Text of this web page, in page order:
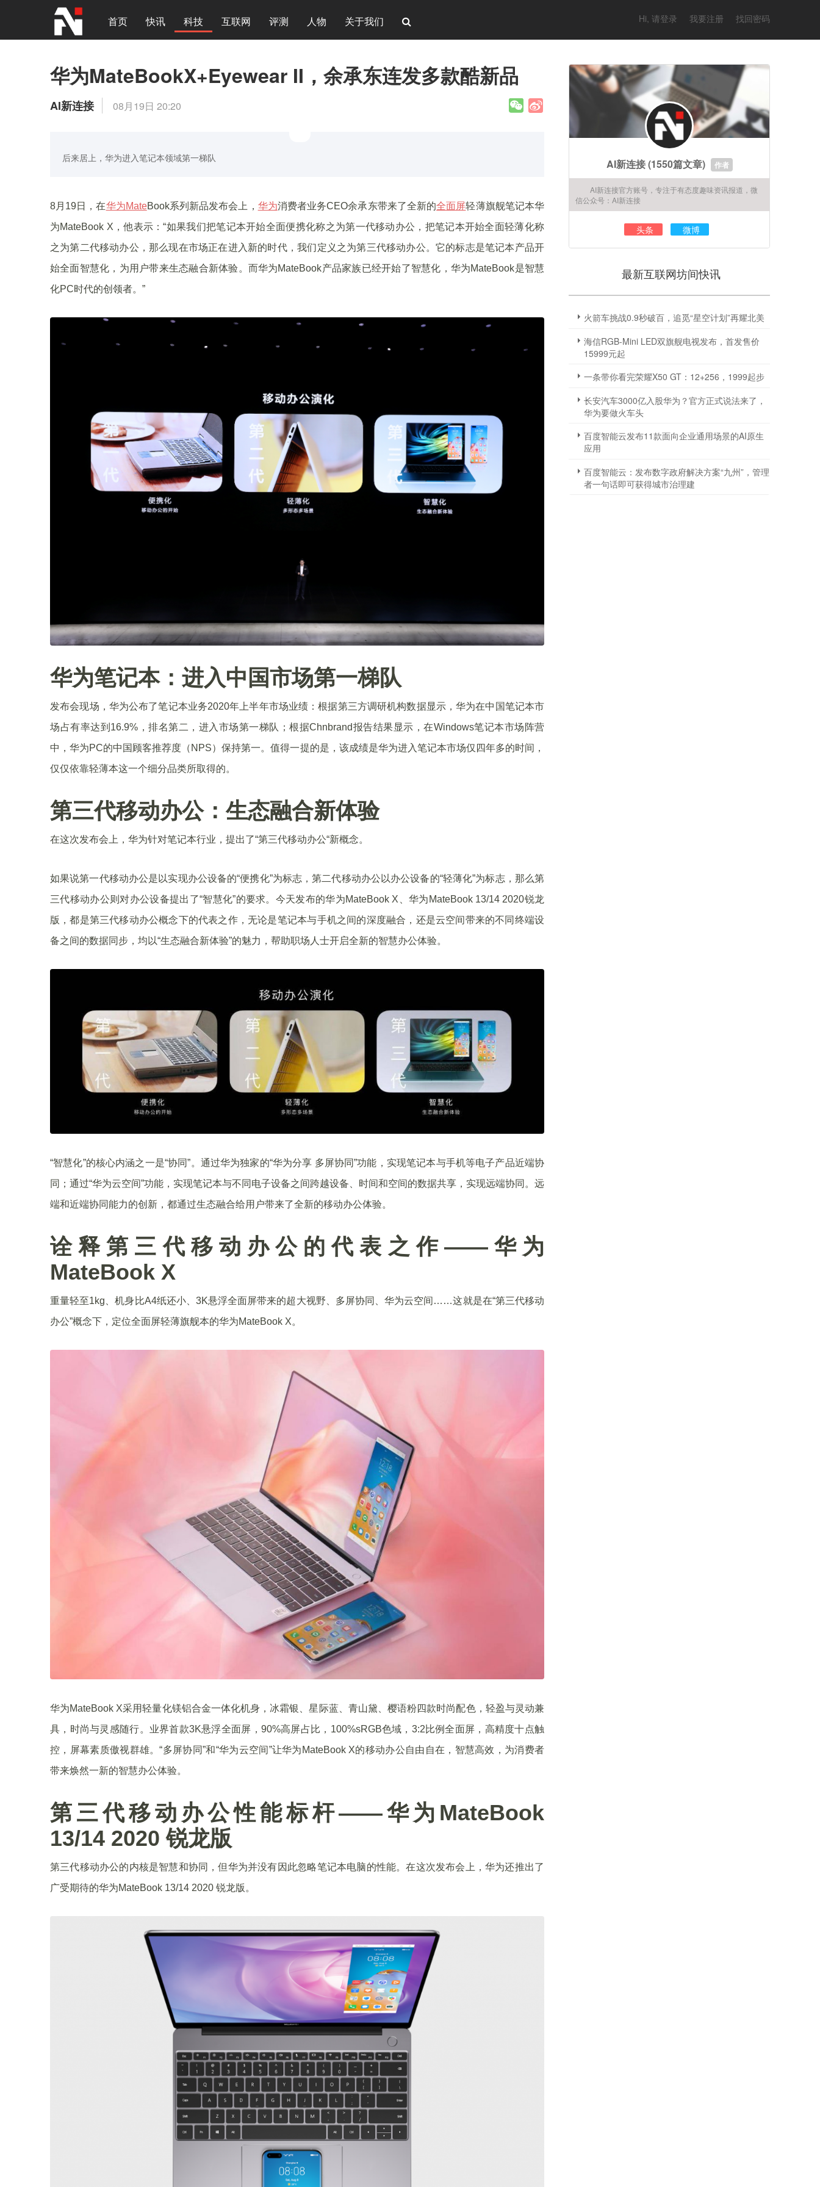
首页 快讯 科技 互联网 评测 人物 关于我们 Hi, 请登录 我要注册 找回密码
华为MateBookX+Eyewear II，余承东连发多款酷新品
AI新连接 08月19日 20:20
后来居上，华为进入笔记本领域第一梯队
8月19日，在华为MateBook系列新品发布会上， 华为消费者业务CEO余承东带来了全新的全面屏轻薄旗舰笔记本华
为MateBook X，他表示：“如果我们把笔记本开始全面便携化称之为第一代移动办公，把笔记本开始全面轻薄化称
之为第二代移动办公，那么现在市场正在进入新的时代，我们定义之为第三代移动办公。它的标志是笔记本产品开
始全面智慧化，为用户带来生态融合新体验。而华为MateBook产品家族已经开始了智慧化，华为MateBook是智慧
化PC时代的创领者。”
华为笔记本：进入中国市场第一梯队
发布会现场，华为公布了笔记本业务2020年上半年市场业绩：根据第三方调研机构数据显示，华为在中国笔记本市
场占有率达到16.9%，排名第二，进入市场第一梯队；根据Chnbrand报告结果显示，在Windows笔记本市场阵营
中，华为PC的中国顾客推荐度（NPS）保持第一。值得一提的是，该成绩是华为进入笔记本市场仅四年多的时间，
仅仅依靠轻薄本这一个细分品类所取得的。
第三代移动办公：生态融合新体验
在这次发布会上，华为针对笔记本行业，提出了“第三代移动办公“新概念。
如果说第一代移动办公是以实现办公设备的“便携化”为标志，第二代移动办公以办公设备的“轻薄化”为标志，那么第
三代移动办公则对办公设备提出了“智慧化”的要求。今天发布的华为MateBook X、华为MateBook 13/14 2020锐龙
版，都是第三代移动办公概念下的代表之作，无论是笔记本与手机之间的深度融合，还是云空间带来的不同终端设
备之间的数据同步，均以“生态融合新体验”的魅力，帮助职场人士开启全新的智慧办公体验。
“智慧化”的核心内涵之一是“协同”。通过华为独家的“华为分享 多屏协同”功能，实现笔记本与手机等电子产品近端协
同；通过“华为云空间”功能，实现笔记本与不同电子设备之间跨越设备、时间和空间的数据共享，实现远端协同。远
端和近端协同能力的创新，都通过生态融合给用户带来了全新的移动办公体验。
诠释第三代移动办公的代表之作——华为
MateBook X
重量轻至1kg、机身比A4纸还小、3K悬浮全面屏带来的超大视野、多屏协同、华为云空间……这就是在“第三代移动
办公”概念下，定位全面屏轻薄旗舰本的华为MateBook X。
华为MateBook X采用轻量化镁铝合金一体化机身，冰霜银、星际蓝、青山黛、樱语粉四款时尚配色，轻盈与灵动兼
具，时尚与灵感随行。业界首款3K悬浮全面屏，90%高屏占比，100%sRGB色域，3:2比例全面屏，高精度十点触
控，屏幕素质傲视群雄。“多屏协同”和“华为云空间”让华为MateBook X的移动办公自由自在，智慧高效，为消费者
带来焕然一新的智慧办公体验。
第三代移动办公性能标杆——华为MateBook
13/14 2020 锐龙版
第三代移动办公的内核是智慧和协同，但华为并没有因此忽略笔记本电脑的性能。在这次发布会上，华为还推出了
广受期待的华为MateBook 13/14 2020 锐龙版。
AI新连接(1550篇文章) 作者
AI新连接官方账号，专注于有态度趣味资讯报道，微
信公众号：AI新连接
头条 微博
最新互联网坊间快讯
火箭车挑战0.9秒破百，追觅“星空计划”再耀北美
海信RGB-Mini LED双旗舰电视发布，首发售价
15999元起
一条带你看完荣耀X50 GT：12+256，1999起步
长安汽车3000亿入股华为？官方正式说法来了，
华为要做火车头
百度智能云发布11款面向企业通用场景的AI原生
应用
百度智能云：发布数字政府解决方案“九州”，管理
者一句话即可获得城市治理建